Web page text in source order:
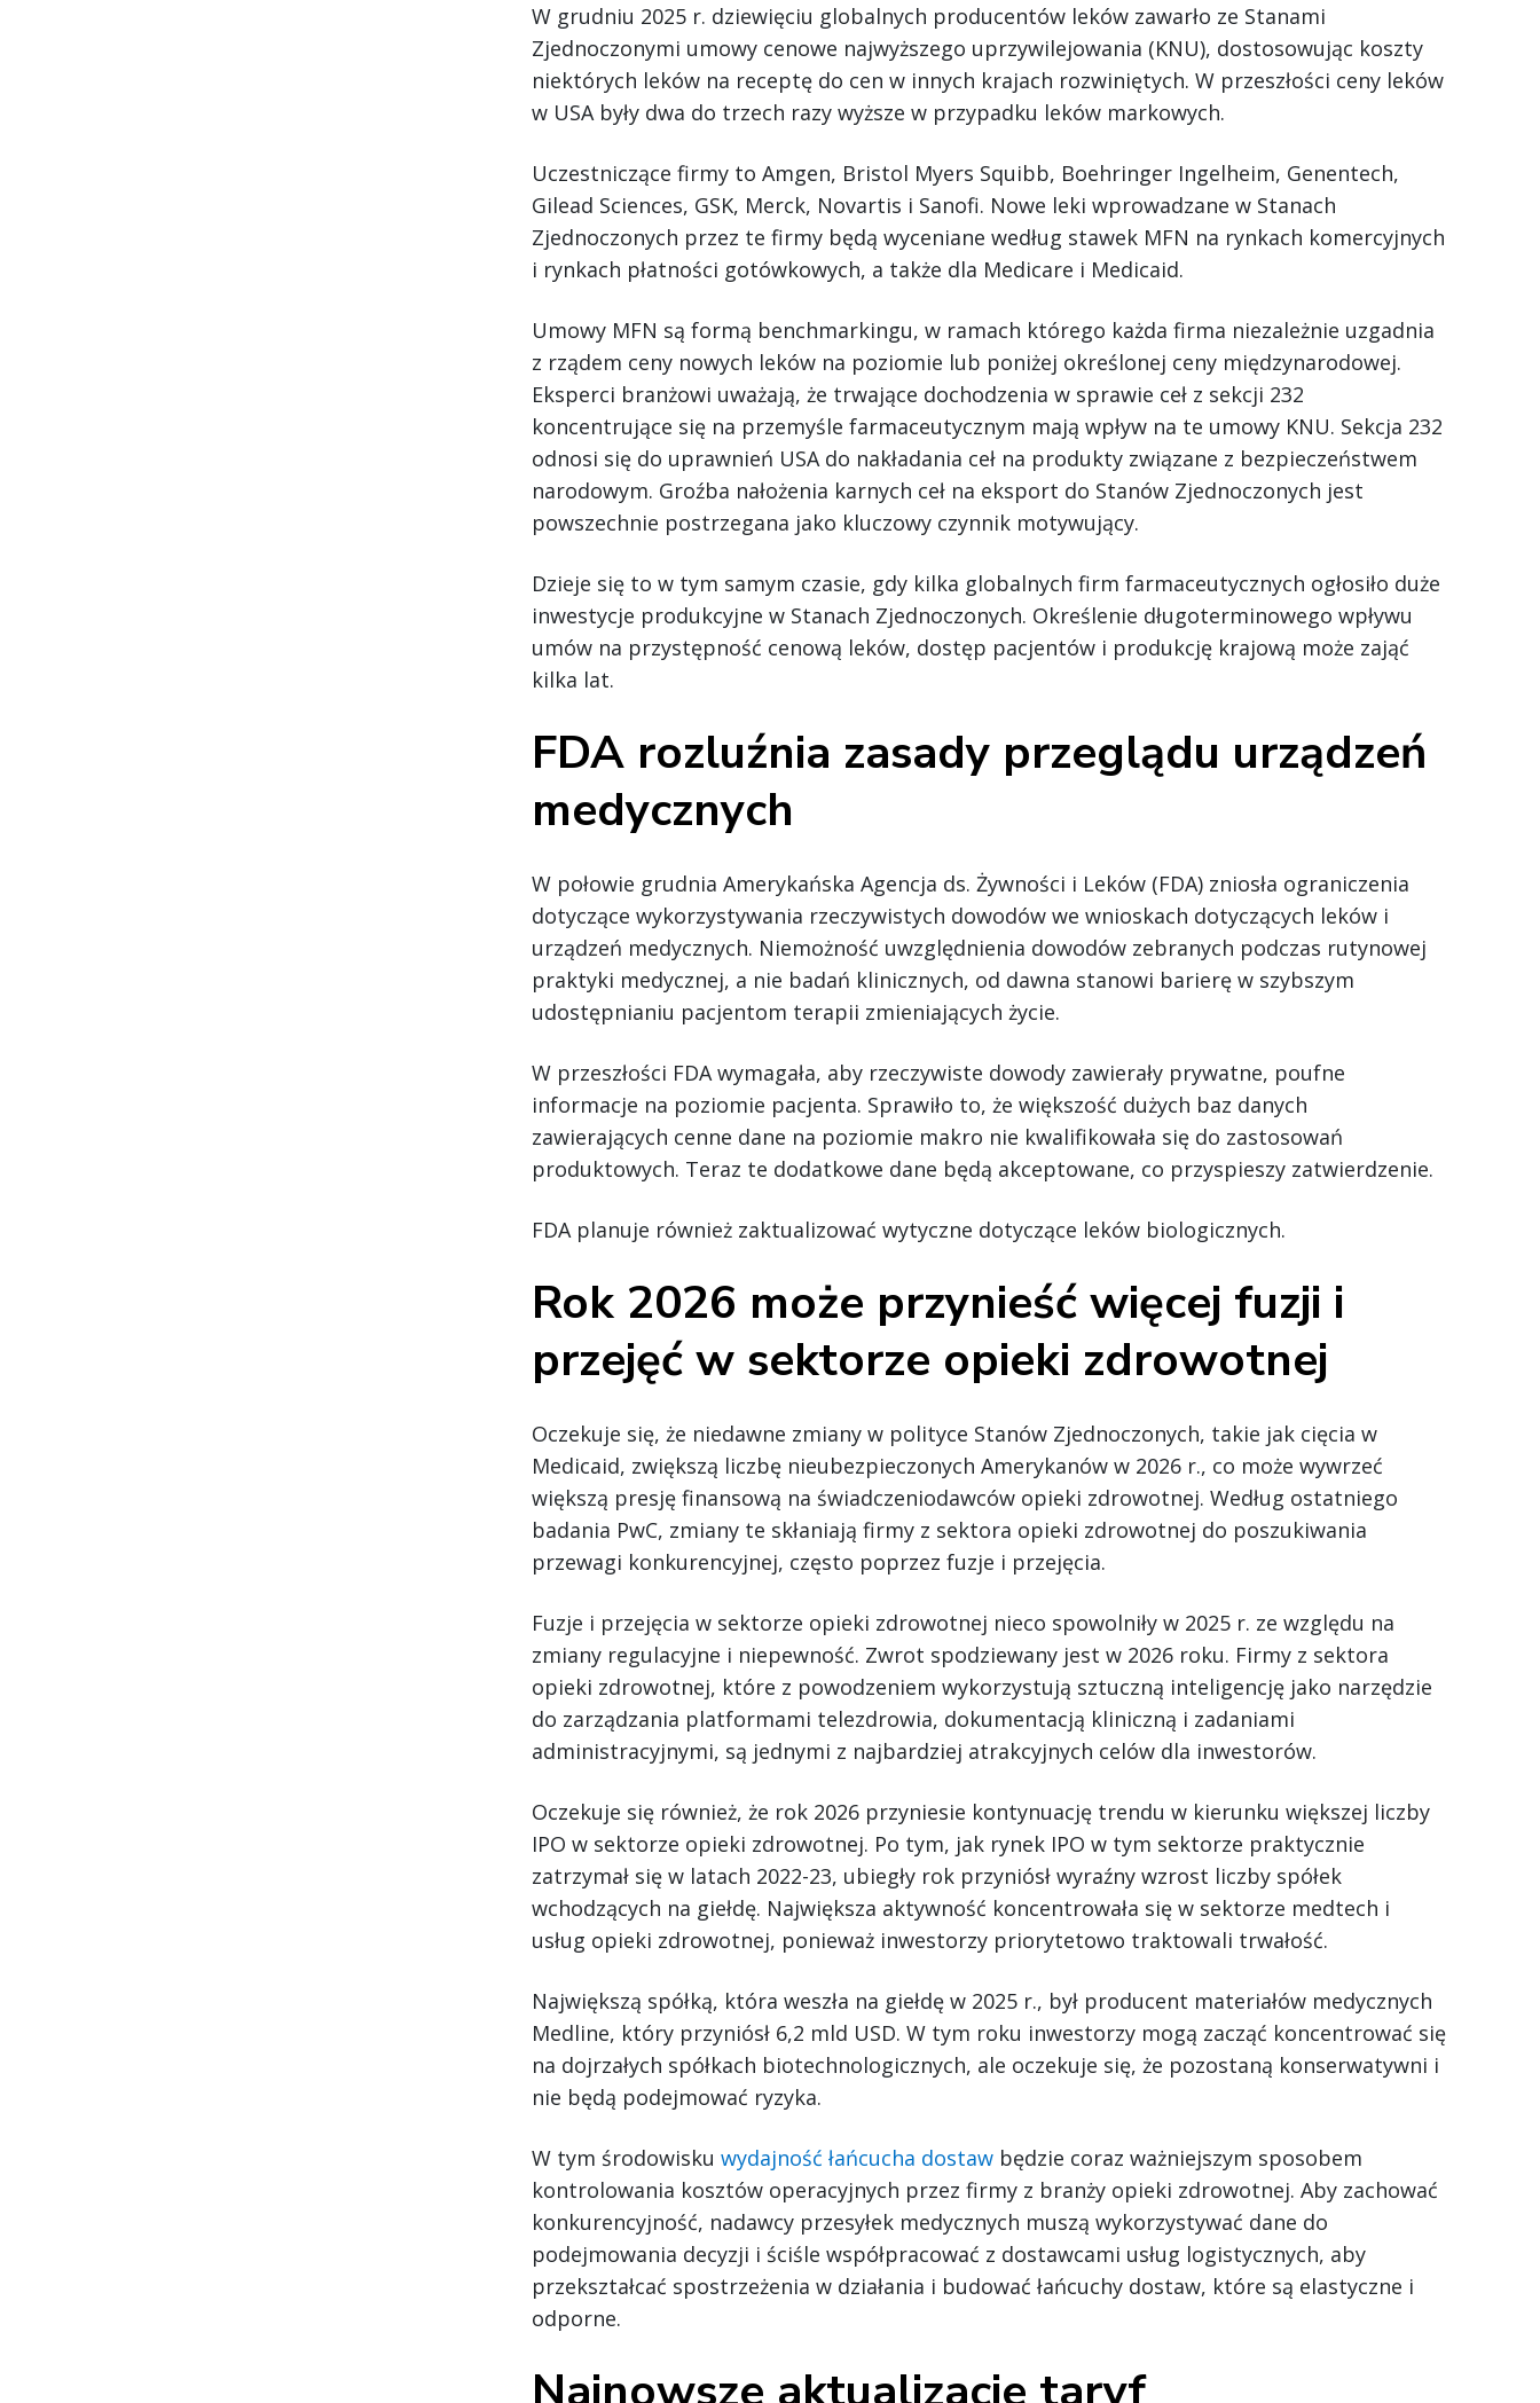
W grudniu 2025 r. dziewięciu globalnych producentów leków zawarło ze Stanami
Zjednoczonymi umowy cenowe najwyższego uprzywilejowania (KNU), dostosowując koszty
niektórych leków na receptę do cen w innych krajach rozwiniętych. W przeszłości ceny leków
w USA były dwa do trzech razy wyższe w przypadku leków markowych.
Uczestniczące firmy to Amgen, Bristol Myers Squibb, Boehringer Ingelheim, Genentech,
Gilead Sciences, GSK, Merck, Novartis i Sanofi. Nowe leki wprowadzane w Stanach
Zjednoczonych przez te firmy będą wyceniane według stawek MFN na rynkach komercyjnych
i rynkach płatności gotówkowych, a także dla Medicare i Medicaid.
Umowy MFN są formą benchmarkingu, w ramach którego każda firma niezależnie uzgadnia
z rządem ceny nowych leków na poziomie lub poniżej określonej ceny międzynarodowej.
Eksperci branżowi uważają, że trwające dochodzenia w sprawie ceł z sekcji 232
koncentrujące się na przemyśle farmaceutycznym mają wpływ na te umowy KNU. Sekcja 232
odnosi się do uprawnień USA do nakładania ceł na produkty związane z bezpieczeństwem
narodowym. Groźba nałożenia karnych ceł na eksport do Stanów Zjednoczonych jest
powszechnie postrzegana jako kluczowy czynnik motywujący.
Dzieje się to w tym samym czasie, gdy kilka globalnych firm farmaceutycznych ogłosiło duże
inwestycje produkcyjne w Stanach Zjednoczonych. Określenie długoterminowego wpływu
umów na przystępność cenową leków, dostęp pacjentów i produkcję krajową może zająć
kilka lat.
FDA rozluźnia zasady przeglądu urządzeń
medycznych
W połowie grudnia Amerykańska Agencja ds. Żywności i Leków (FDA) zniosła ograniczenia
dotyczące wykorzystywania rzeczywistych dowodów we wnioskach dotyczących leków i
urządzeń medycznych. Niemożność uwzględnienia dowodów zebranych podczas rutynowej
praktyki medycznej, a nie badań klinicznych, od dawna stanowi barierę w szybszym
udostępnianiu pacjentom terapii zmieniających życie.
W przeszłości FDA wymagała, aby rzeczywiste dowody zawierały prywatne, poufne
informacje na poziomie pacjenta. Sprawiło to, że większość dużych baz danych
zawierających cenne dane na poziomie makro nie kwalifikowała się do zastosowań
produktowych. Teraz te dodatkowe dane będą akceptowane, co przyspieszy zatwierdzenie.
FDA planuje również zaktualizować wytyczne dotyczące leków biologicznych.
Rok 2026 może przynieść więcej fuzji i
przejęć w sektorze opieki zdrowotnej
Oczekuje się, że niedawne zmiany w polityce Stanów Zjednoczonych, takie jak cięcia w
Medicaid, zwiększą liczbę nieubezpieczonych Amerykanów w 2026 r., co może wywrzeć
większą presję finansową na świadczeniodawców opieki zdrowotnej. Według ostatniego
badania PwC, zmiany te skłaniają firmy z sektora opieki zdrowotnej do poszukiwania
przewagi konkurencyjnej, często poprzez fuzje i przejęcia.
Fuzje i przejęcia w sektorze opieki zdrowotnej nieco spowolniły w 2025 r. ze względu na
zmiany regulacyjne i niepewność. Zwrot spodziewany jest w 2026 roku. Firmy z sektora
opieki zdrowotnej, które z powodzeniem wykorzystują sztuczną inteligencję jako narzędzie
do zarządzania platformami telezdrowia, dokumentacją kliniczną i zadaniami
administracyjnymi, są jednymi z najbardziej atrakcyjnych celów dla inwestorów.
Oczekuje się również, że rok 2026 przyniesie kontynuację trendu w kierunku większej liczby
IPO w sektorze opieki zdrowotnej. Po tym, jak rynek IPO w tym sektorze praktycznie
zatrzymał się w latach 2022-23, ubiegły rok przyniósł wyraźny wzrost liczby spółek
wchodzących na giełdę. Największa aktywność koncentrowała się w sektorze medtech i
usług opieki zdrowotnej, ponieważ inwestorzy priorytetowo traktowali trwałość.
Największą spółką, która weszła na giełdę w 2025 r., był producent materiałów medycznych
Medline, który przyniósł 6,2 mld USD. W tym roku inwestorzy mogą zacząć koncentrować się
na dojrzałych spółkach biotechnologicznych, ale oczekuje się, że pozostaną konserwatywni i
nie będą podejmować ryzyka.
W tym środowisku wydajność łańcucha dostaw będzie coraz ważniejszym sposobem
kontrolowania kosztów operacyjnych przez firmy z branży opieki zdrowotnej. Aby zachować
konkurencyjność, nadawcy przesyłek medycznych muszą wykorzystywać dane do
podejmowania decyzji i ściśle współpracować z dostawcami usług logistycznych, aby
przekształcać spostrzeżenia w działania i budować łańcuchy dostaw, które są elastyczne i
odporne.